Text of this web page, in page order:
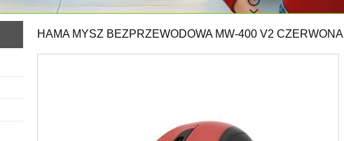
HAMA MYSZ BEZPRZEWODOWA MW-400 V2 CZERWONA